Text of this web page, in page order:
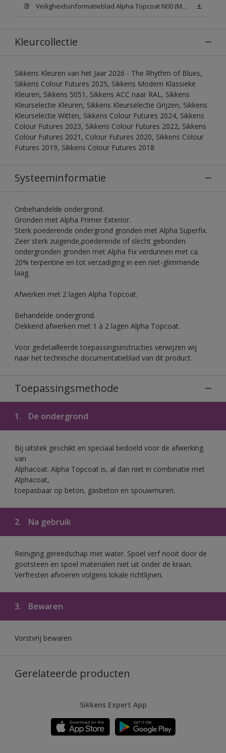
Veiligheidsinformatieblad Alpha Topcoat N00 (MSDS)
Kleurcollectie
Sikkens Kleuren van het Jaar 2026 - The Rhythm of Blues,
Sikkens Colour Futures 2025, Sikkens Modern Klassieke
Kleuren, Sikkens 5051, Sikkens ACC naar RAL, Sikkens
Kleurselectie Kleuren, Sikkens Kleurselectie Grijzen, Sikkens
Kleurselectie Witten, Sikkens Colour Futures 2024, Sikkens
Colour Futures 2023, Sikkens Colour Futures 2022, Sikkens
Colour Futures 2021, Colour Futures 2020, Sikkens Colour
Futures 2019, Sikkens Colour Futures 2018
Systeeminformatie
Onbehandelde ondergrond.
Gronden met Alpha Primer Exterior.
Sterk poederende ondergrond gronden met Alpha Superfix.
Zeer sterk zuigende,poederende of slecht gebonden
ondergronden gronden met Alpha Fix verdunnen met ca.
20% terpentine en tot verzadiging in een niet-glimmende
laag.
Afwerken met 2 lagen Alpha Topcoat.
Behandelde ondergrond.
Dekkend afwerken met 1 à 2 lagen Alpha Topcoat.
Voor gedetailleerde toepassingsinstructies verwijzen wij
naar het technische documentatieblad van dit product.
Toepassingsmethode
1. De ondergrond
Bij uitstek geschikt en speciaal bedoeld voor de afwerking
van
Alphacoat. Alpha Topcoat is, al dan niet in combinatie met
Alphacoat,
toepasbaar op beton, gasbeton en spouwmuren.
2. Na gebruik
Reiniging gereedschap met water. Spoel verf nooit door de
gootsteen en spoel materialen niet uit onder de kraan.
Verfresten afvoeren volgens lokale richtlijnen.
3. Bewaren
Vorstvrij bewaren
Gerelateerde producten
Sikkens Expert App